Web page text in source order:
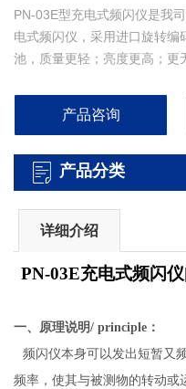
PN-03E型充电式频闪仪是我
电式频闪仪，采用进口旋转
池，质量更轻；亮度更高；更
频率有关）。 【PNTOO-PN-
产品咨询
产品分类
详细介绍
PN-03E充电式频闪
一、原理说明/ principle ：
频闪仪本身可以发出短暂又
频率，使其与被测物的转动或